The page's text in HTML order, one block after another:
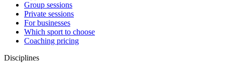
Group sessions
Private sessions
For businesses
Which sport to choose
Coaching pricing
Disciplines